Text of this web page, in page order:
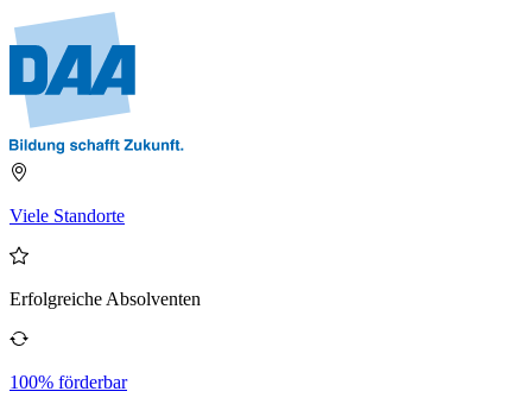
Viele Standorte
Erfolgreiche Absolventen
100% förderbar